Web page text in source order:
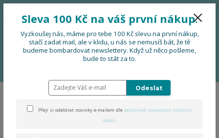
Menu
0 Kč
Koštovka na víno degustační
Sleva 100 Kč na váš první nákup.
Vyzkoušej nás, máme pro tebe 100 Kč slevu na první nákup,
stačí zadat mail, ale v klidu, u nás se nemusíš bát, že tě
budeme bombardovat newslettery. Když už něco pošleme,
bude to stát za to.
Odeslat
Přeji si odebírat novinky e-mailem dle podmínek zpracování osobních
údajů.